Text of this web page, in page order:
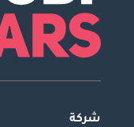
شركة